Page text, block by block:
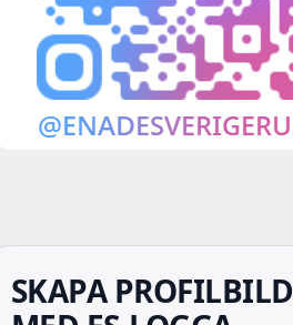
SKAPA PROFILBILD